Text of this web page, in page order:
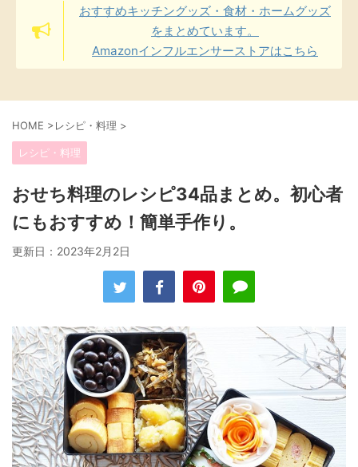
おすすめキッチングッズ・食材・ホームグッズ
をまとめています。
Amazonインフルエンサーストアはこちら
HOME >レシピ・料理 >
レシピ・料理
おせち料理のレシピ34品まとめ。初心者
にもおすすめ！簡単手作り。
更新日： 2023年2月2日